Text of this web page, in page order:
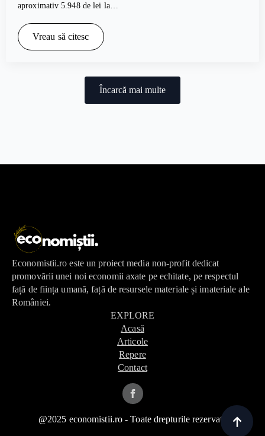
aproximativ 5.948 de lei la…
Vreau să citesc
Încarcă mai multe
Economistii.ro este un proiect media non-profit dedicat
promovării unei noi economii axate pe echitate, pe respectul
față de ființa umană, față de resursele materiale și imateriale ale
României.
EXPLORE
Acasă
Articole
Repere
Contact
@2025 economistii.ro - Toate drepturile rezervate